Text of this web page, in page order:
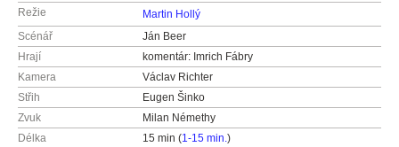
Režie
Martin Hollý
Scénář
Ján Beer
Hrají
komentár: Imrich Fábry
Kamera
Václav Richter
Střih
Eugen Šinko
Zvuk
Milan Némethy
Délka
15 min (1-15 min.)